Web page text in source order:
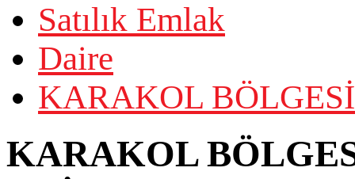
Satılık Emlak
Daire
KARAKOL
KARAKOL